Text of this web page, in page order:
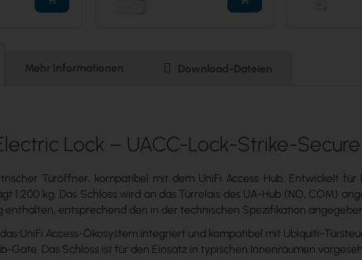
Mehr Informationen Download-Dateien
Lock – UACC-Lock-Strike-
Türöffner, kompatibel mit dem UniFi Access Hub. Entwickelt
1.200 kg. Das Schloss wird an das Türrelais des UA-Hub (NO, COM)
enthalten, entsprechend den in der technischen Spezifikation
das UniFi Access-Ökosystem integriert und kompatibel mit Ubiquiti-
Gate. Das Schloss ist für den Einsatz in typischen Innenräumen